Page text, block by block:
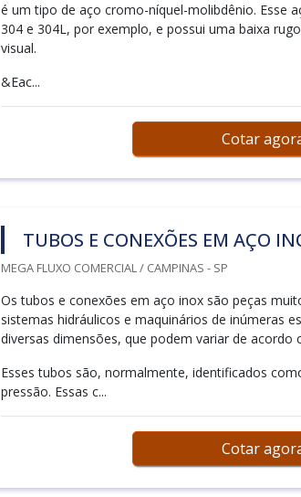
é um tipo de aço cromo-níquel-molibdênio. Esse
304 e 304L, por exemplo, e possui uma baixa
visual.
&Eac...
Cotar
TUBOS E CONEXÕES EM AÇO
MEGA FLUXO COMERCIAL / CAMPINAS - SP
Os tubos e conexões em aço inox são peças
sistemas hidráulicos e maquinários de inúmeras
diversas dimensões, que podem variar de acordo
Esses tubos são, normalmente, identificados
pressão. Essas c...
Cotar